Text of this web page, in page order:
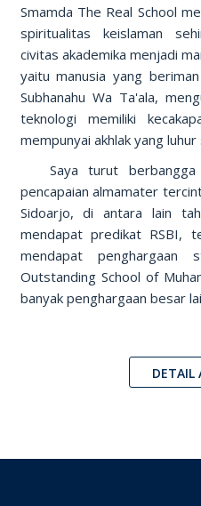
Smamda The Real School
spiritualitas keislaman
civitas akademika menjadi
yaitu manusia yang
Subhanahu Wa Ta'ala,
teknologi memiliki
mempunyai akhlak yang
Saya turut berbangga
pencapaian almamater
Sidoarjo, di antara lain
mendapat predikat RSBI,
mendapat
Outstanding School of
banyak penghargaan besar
DETAIL